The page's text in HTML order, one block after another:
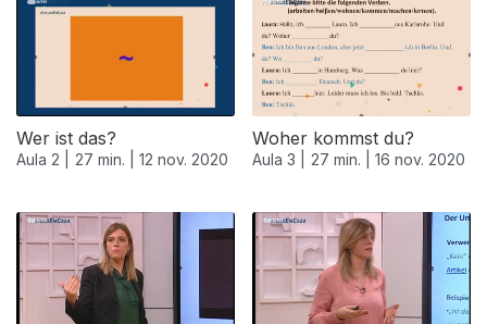
Wer ist das?
Aula 2 | 27 min. | 12 nov. 2020
Woher kommst du?
Aula 3 | 27 min. | 16 nov. 2020